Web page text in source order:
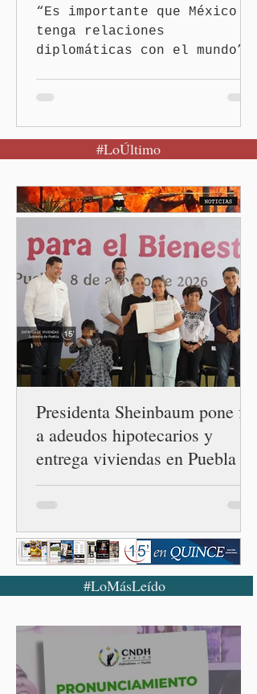
“Es importante que México
tenga relaciones
diplomáticas con el mundo”,
Sheinbaum Pardo anunció el
restablecimiento de las
entre los gobiernos de
México y Perú. “Es
la orientación política de
los gobiernos —porque hay
orientaciones políticas de
los gobiernos, llegan por
un partido, llegan por otro
— es importante que México
tenga relaciones
diplomáticas con el mu
#LoÚltimo
Presidenta Sheinbaum pone fin
a adeudos hipotecarios y
entrega viviendas en Puebla
#LoMásLeído